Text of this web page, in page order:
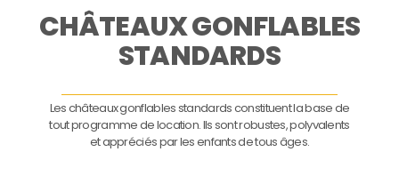
CHÂTEAUX GONFLABLES
STANDARDS
Les châteaux gonflables standards constituent la base de
tout programme de location. Ils sont robustes, polyvalents
et appréciés par les enfants de tous âges.